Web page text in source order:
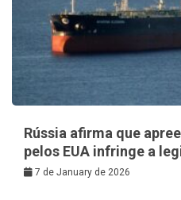
Rússia afirma que
pelos EUA infringe a
7 de January de 2026